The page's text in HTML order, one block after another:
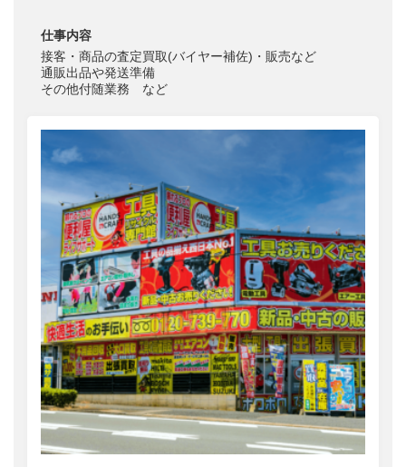
仕事内容
接客・商品の査定買取(バイヤー補佐)・販売など
通販出品や発送準備
その他付随業務 など